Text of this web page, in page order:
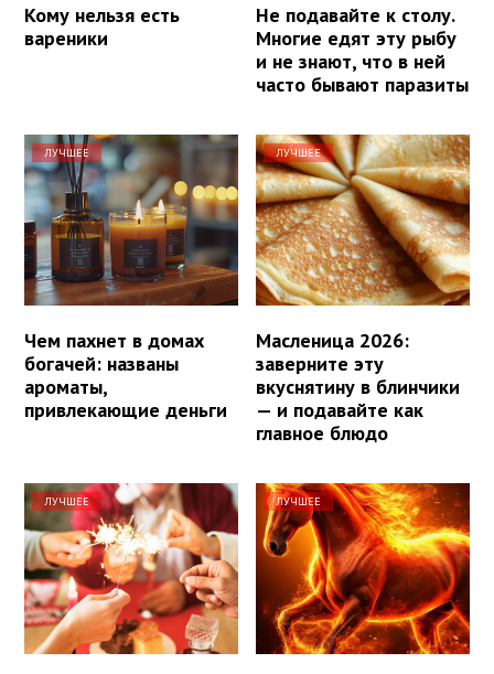
Кому нельзя есть
вареники
Не подавайте к столу.
Многие едят эту рыбу
и не знают, что в ней
часто бывают паразиты
ЛУЧШЕЕ
Чем пахнет в домах
богачей: названы
ароматы,
привлекающие деньги
ЛУЧШЕЕ
Масленица 2026:
заверните эту
вкуснятину в блинчики
— и подавайте как
главное блюдо
ЛУЧШЕЕ ЛУЧШЕЕ